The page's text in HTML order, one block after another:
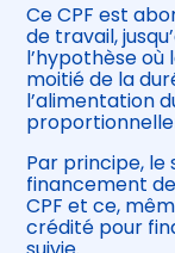
Ce CPF est
de travail,
l’hypothèse
moitié de la
l’alimentation
Par principe,
financement
CPF et ce,
crédité pour